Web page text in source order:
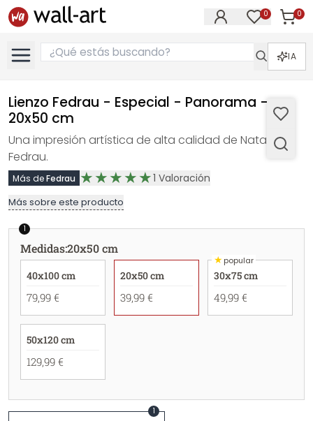
0 0
IA
Lienzo Fedrau - Especial - Panorama -
20x50 cm
Una impresión artística de alta calidad de Natalie
Fedrau.
Más deFedrau 1 Valoración
Más sobre este producto
1
Medidas:20x50 cm
40x100 cm
79,99 €
20x50 cm
39,99 €
★popular
30x75 cm
49,99 €
50x120 cm
129,99 €
1